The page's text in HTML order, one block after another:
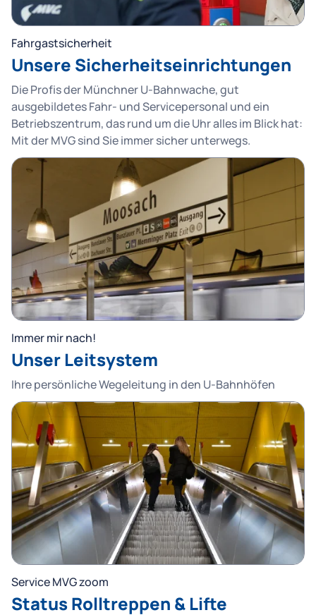
Fahrgastsicherheit
Unsere Sicherheitseinrichtungen
Die Profis der Münchner U-Bahnwache, gut
ausgebildetes Fahr- und Servicepersonal und ein
Betriebszentrum, das rund um die Uhr alles im Blick hat:
Mit der MVG sind Sie immer sicher unterwegs.
Immer mir nach!
Unser Leitsystem
Ihre persönliche Wegeleitung in den U-Bahnhöfen
Service MVG zoom
Status Rolltreppen & Lifte